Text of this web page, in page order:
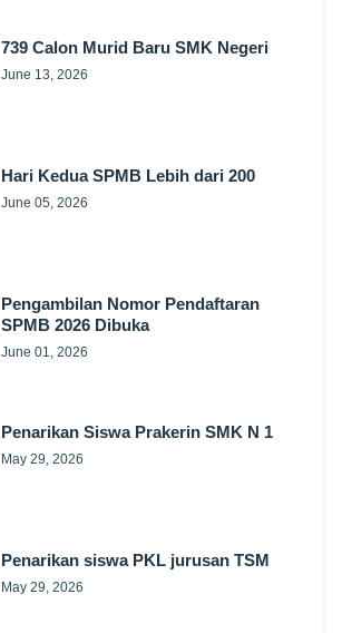
739 Calon Murid Baru SMK Negeri
June 13, 2026
Hari Kedua SPMB Lebih dari 200
June 05, 2026
Pengambilan Nomor Pendaftaran
SPMB 2026 Dibuka
June 01, 2026
Penarikan Siswa Prakerin SMK N 1
May 29, 2026
Penarikan siswa PKL jurusan TSM
May 29, 2026